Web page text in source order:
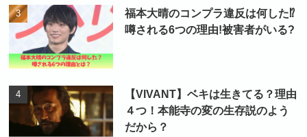
福本大晴のコンプラ違反は何した⁉
噂される6つの理由!被害者がいる?
【VIVANT】ベキは生きてる？理由
４つ！本能寺の変の生存説のよう
だから？